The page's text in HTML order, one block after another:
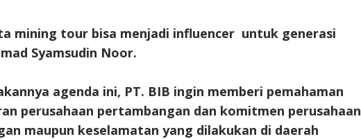
mining tour bisa menjadi influencer untuk generasi
Syamsudin Noor.
agenda ini, PT. BIB ingin memberi pemahaman
perusahaan pertambangan dan komitmen perusahaan
maupun keselamatan yang dilakukan di daerah